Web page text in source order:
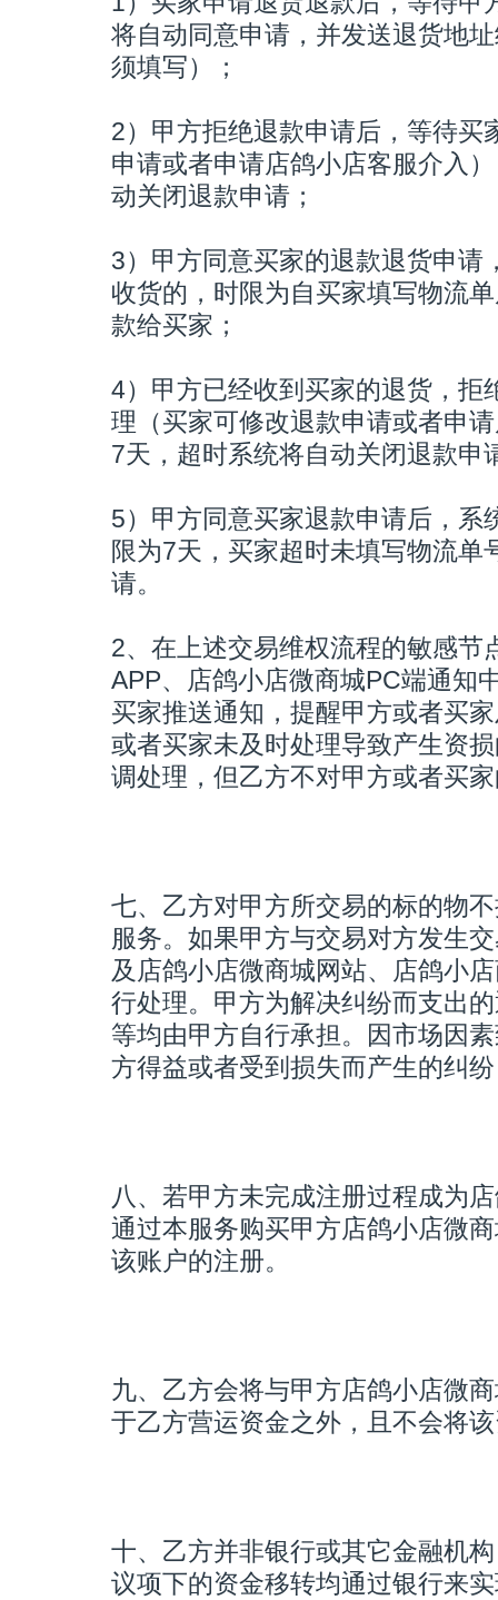
将自动同意申请，并发送退货地
须填写）；
2）甲方拒绝退款申请后，等待买
申请或者申请店鸽小店客服介入
动关闭退款申请；
3）甲方同意买家的退款退货申请
收货的，时限为自买家填写物流
款给买家；
4）甲方已经收到买家的退货，拒
理（买家可修改退款申请或者申
7天，超时系统将自动关闭退款申
5）甲方同意买家退款申请后，系
限为7天，买家超时未填写物流单
请。
2、在上述交易维权流程的敏感节
APP、店鸽小店微商城PC端通知
买家推送通知，提醒甲方或者买
或者买家未及时处理导致产生资
调处理，但乙方不对甲方或者买
七、乙方对甲方所交易的标的物
服务。如果甲方与交易对方发生
及店鸽小店微商城网站、店鸽小
行处理。甲方为解决纠纷而支出
等均由甲方自行承担。因市场因
方得益或者受到损失而产生的纠
八、若甲方未完成注册过程成为
通过本服务购买甲方店鸽小店微
该账户的注册。
九、乙方会将与甲方店鸽小店微
于乙方营运资金之外，且不会将
十、乙方并非银行或其它金融机
议项下的资金移转均通过银行来